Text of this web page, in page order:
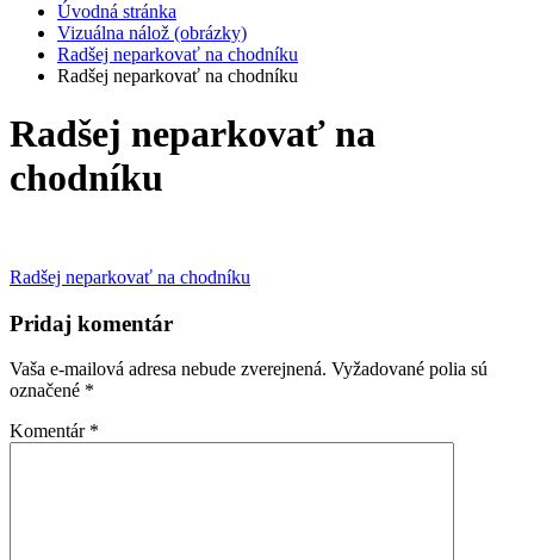
Úvodná stránka
Vizuálna nálož (obrázky)
Radšej neparkovať na chodníku
Radšej neparkovať na chodníku
Radšej neparkovať na
chodníku
Navigácia
v
článku
Radšej neparkovať na chodníku
Pridaj komentár
Vaša e-mailová adresa nebude zverejnená. Vyžadované polia sú
označené *
Komentár *